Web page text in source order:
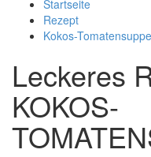
Startseite
Rezept
Kokos-Tomatensuppe
Leckeres
KOKOS-